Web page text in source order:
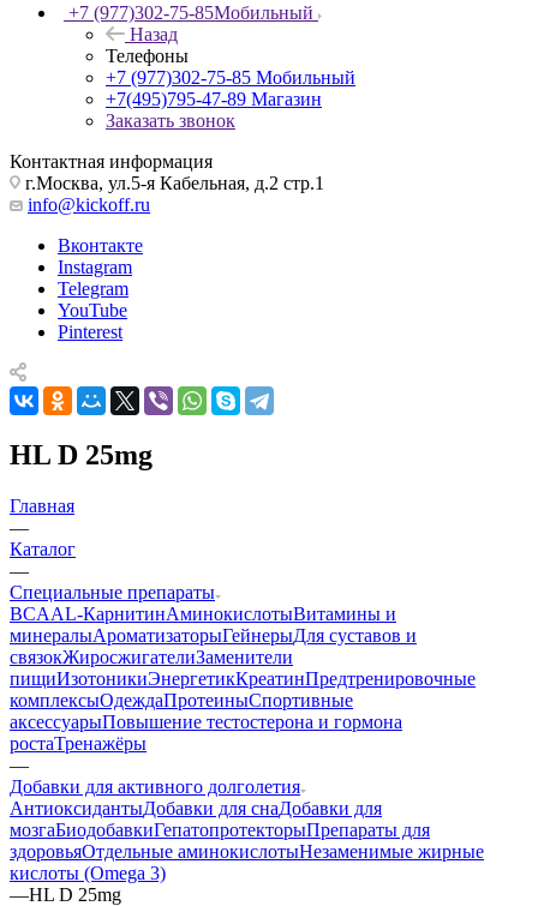
+7 (977)302-75-85Мобильный
Назад
Телефоны
+7 (977)302-75-85 Мобильный
+7(495)795-47-89 Магазин
Заказать звонок
Контактная информация
г.Москва, ул.5-я Кабельная, д.2 стр.1
info@kickoff.ru
Вконтакте
Instagram
Telegram
YouTube
Pinterest
HL D 25mg
Главная
—
Каталог
—
Cпециальные препараты
BCAAL-КарнитинАминокислотыВитамины и
минералыАроматизаторыГейнерыДля суставов и
связокЖиросжигателиЗаменители
пищиИзотоникиЭнергетикКреатинПредтренировочные
комплексыОдеждаПротеиныСпортивные
аксессуарыПовышение тестостерона и гормона
ростаТренажёры
—
Добавки для активного долголетия
АнтиоксидантыДобавки для снаДобавки для
мозгаБиодобавкиГепатопротекторыПрепараты для
здоровьяОтдельные аминокислотыНезаменимые жирные
кислоты (Omega 3)
—HL D 25mg